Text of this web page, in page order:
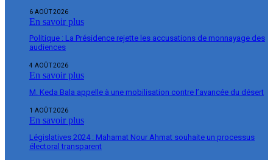
6 AOÛT 2026
En savoir plus
Politique : La Présidence rejette les accusations de monnayage des
audiences
4 AOÛT 2026
En savoir plus
M. Keda Bala appelle à une mobilisation contre l’avancée du désert
1 AOÛT 2026
En savoir plus
Législatives 2024 : Mahamat Nour Ahmat souhaite un processus
électoral transparent